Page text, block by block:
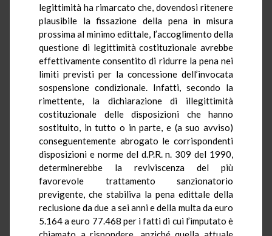
legittimità ha rimarcato che, dovendosi ritenere
plausibile la fissazione della pena in misura
prossima al minimo edittale, l’accoglimento della
questione di legittimità costituzionale avrebbe
effettivamente consentito di ridurre la pena nei
limiti previsti per la concessione dell’invocata
sospensione condizionale. Infatti, secondo la
rimettente, la dichiarazione di illegittimità
costituzionale delle disposizioni che hanno
sostituito, in tutto o in parte, e (a suo avviso)
conseguentemente abrogato le corrispondenti
disposizioni e norme del d.P.R.n. 309 del 1990,
determinerebbe la reviviscenza del più
favorevole trattamento sanzionatorio
previgente, che stabiliva la pena edittale della
reclusione da due a sei anni e della multa da euro
5.164 a euro 77.468 per i fatti di cui l’imputato è